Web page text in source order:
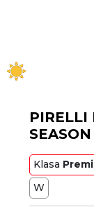
PIRELLI
Klasa
W